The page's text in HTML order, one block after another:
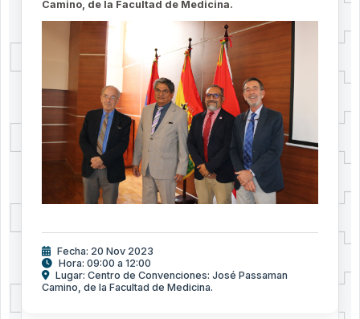
Camino, de la Facultad de Medicina.
Fecha: 20 Nov 2023
Hora: 09:00 a 12:00
Lugar: Centro de Convenciones: José Passaman
Camino, de la Facultad de Medicina.